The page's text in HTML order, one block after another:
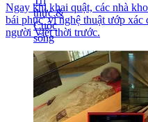
Ngay khi khai quật, các nhà
bái phục' vì nghệ thuật ướp xác
người Việt thời trước.